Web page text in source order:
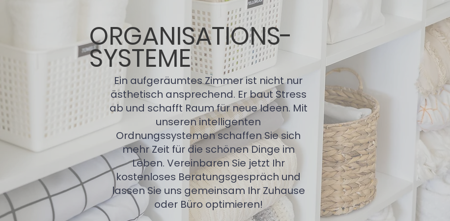
ORGANISATIONS-
SYSTEME
Ein aufgeräumtes Zimmer ist nicht nur
ästhetisch ansprechend. Er baut Stress
ab und schafft Raum für neue Ideen. Mit
unseren intelligenten
Ordnungssystemen schaffen Sie sich
mehr Zeit für die schönen Dinge im
Leben. Vereinbaren Sie jetzt Ihr
kostenloses Beratungsgespräch und
lassen Sie uns gemeinsam Ihr Zuhause
oder Büro optimieren!